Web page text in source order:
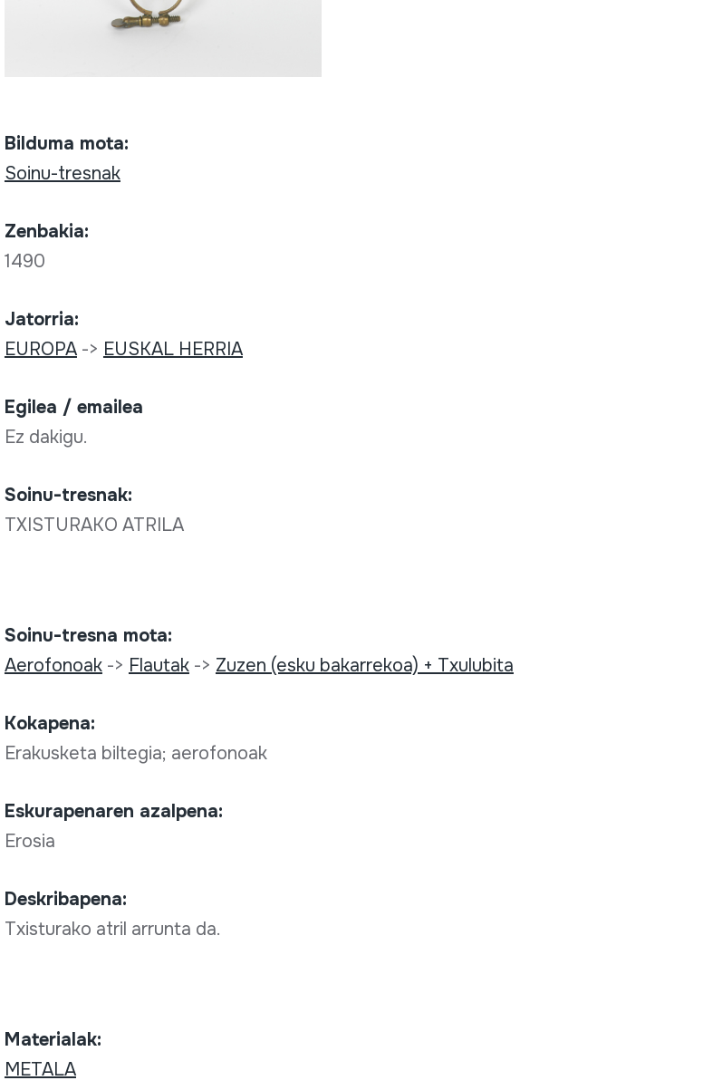
Bilduma mota:
Soinu-tresnak
Zenbakia:
1490
Jatorria:
EUROPA-> EUSKAL HERRIA
Egilea / emailea
Ez dakigu.
Soinu-tresnak:
TXISTURAKO ATRILA
Soinu-tresna mota:
Aerofonoak-> Flautak-> Zuzen (esku bakarrekoa) + Txulubita
Kokapena:
Erakusketa biltegia; aerofonoak
Eskurapenaren azalpena:
Erosia
Deskribapena:
Txisturako atril arrunta da.
Materialak:
METALA